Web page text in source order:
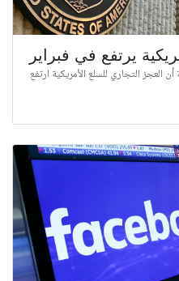
يرتفع في فبراير
العجز التجاري للسلع الأمريكية ارتفع